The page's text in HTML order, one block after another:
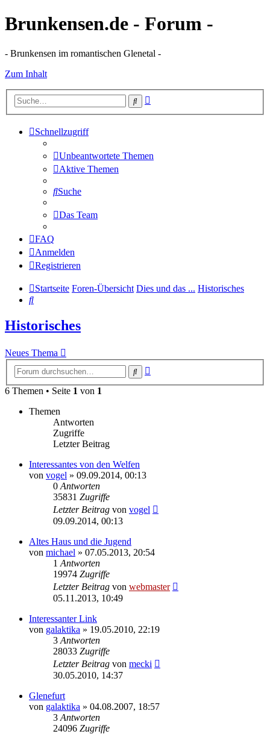
Brunkensen.de - Forum -
- Brunkensen im romantischen Glenetal -
Zum Inhalt
Suche
Schnellzugriff
Unbeantwortete Themen
Aktive Themen
Suche
Das Team
FAQ
Anmelden
Registrieren
Startseite Foren-Übersicht Dies und das ... Historisches
Suche
Historisches
Neues Thema
Suche
6 Themen • Seite 1 von 1
Themen
Antworten
Zugriffe
Letzter Beitrag
Interessantes von den Welfen
von vogel » 09.09.2014, 00:13
0 Antworten
35831 Zugriffe
Letzter Beitrag von vogel
09.09.2014, 00:13
Altes Haus und die Jugend
von michael » 07.05.2013, 20:54
1 Antworten
19974 Zugriffe
Letzter Beitrag von webmaster
05.11.2013, 10:49
Interessanter Link
von galaktika » 19.05.2010, 22:19
3 Antworten
28033 Zugriffe
Letzter Beitrag von mecki
30.05.2010, 14:37
Glenefurt
von galaktika » 04.08.2007, 18:57
3 Antworten
24096 Zugriffe